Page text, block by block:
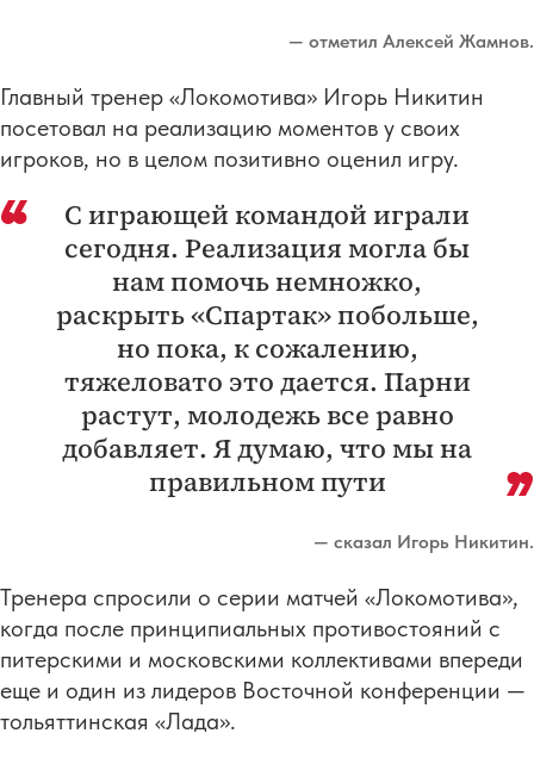
— отметил Алексей Жамнов.
Главный тренер «Локомотива» Игорь Никитин
посетовал на реализацию моментов у своих
игроков, но в целом позитивно оценил игру.
С играющей командой играли
сегодня. Реализация могла бы
нам помочь немножко,
раскрыть «Спартак» побольше,
но пока, к сожалению,
тяжеловато это дается. Парни
растут, молодежь все равно
добавляет. Я думаю, что мы на
правильном пути
— сказал Игорь Никитин.
Тренера спросили о серии матчей «Локомотива»,
когда после принципиальных противостояний с
питерскими и московскими коллективами впереди
еще и один из лидеров Восточной конференции —
тольяттинская «Лада».